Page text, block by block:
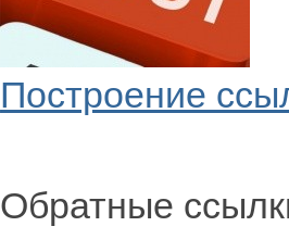
Построение
Обратные